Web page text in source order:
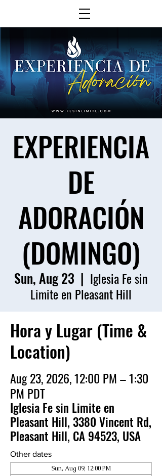
EXPERIENCIA
DE
ADORACIÓN
(DOMINGO)
Sun, Aug 23
  |
Iglesia Fe sin
Limite en Pleasant Hill
Hora y Lugar (Time &
Location)
Aug 23, 2026, 12:00 PM – 1:30
PM PDT
Iglesia Fe sin Limite en
Pleasant Hill, 3380 Vincent Rd,
Pleasant Hill, CA 94523, USA
Other dates
Sun, Aug 09, 12:00 PM